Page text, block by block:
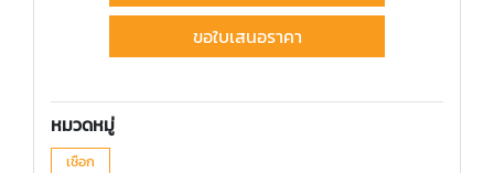
ขอใบเสนอราคา
หมวดหมู่
เชือก